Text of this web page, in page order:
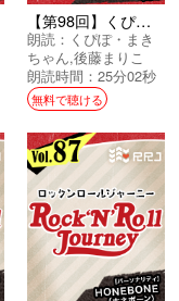
【第98回】くぴぽ・まきちゃんと後藤まりこのRock’N’Roll Journey
朗読： くぴぽ・まき
ちゃん,後藤まりこ
朗読時間：25分02秒
無料で聴ける